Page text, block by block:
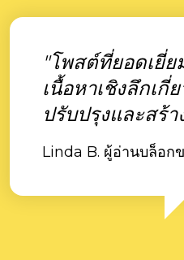
"โพสต์ที่ยอดเยี่ย
เนื้อหาเชิงลึกเกี่
ปรับปรุงและสร้
Linda B. ผู้อ่านบล็อก